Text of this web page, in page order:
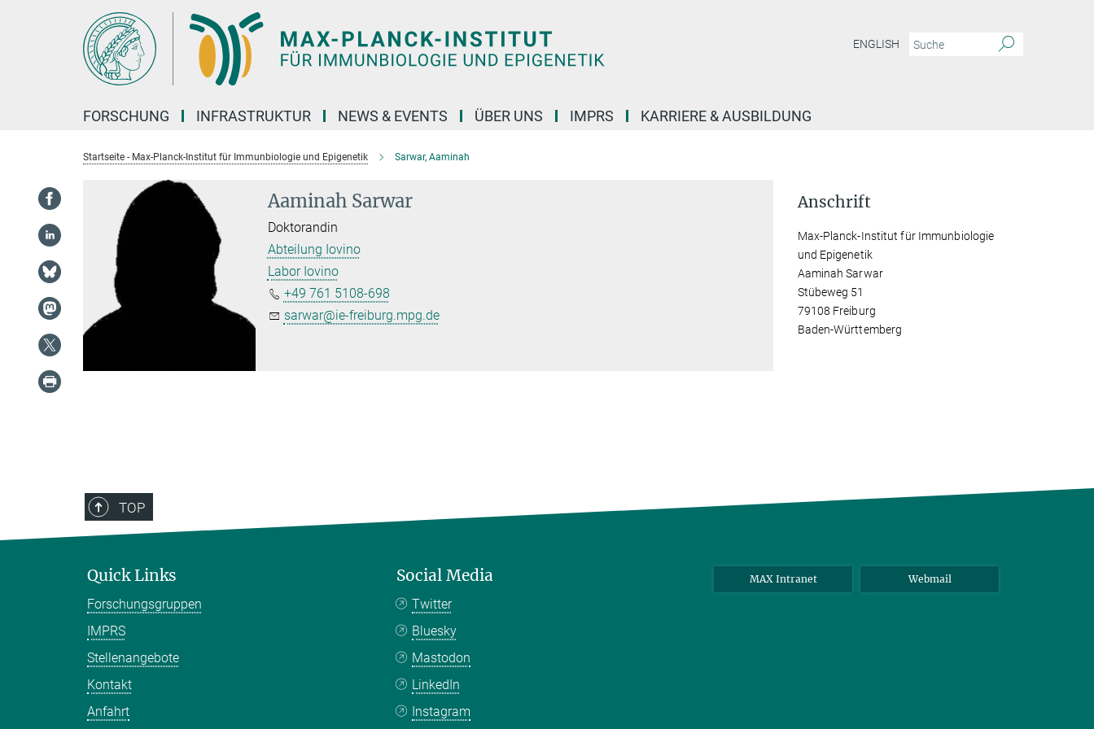
ENGLISH
FORSCHUNG INFRASTRUKTUR NEWS & EVENTS ÜBER UNS IMPRS KARRIERE & AUSBILDUNG
Startseite - Max-Planck-Institut für Immunbiologie und Epigenetik Sarwar, Aaminah
Aaminah Sarwar
Doktorandin
Abteilung Iovino
Labor Iovino
+49 761 5108-698
sarwar@ie-freiburg.mpg.de
Anschrift
Max-Planck-Institut für Immunbiologie
und Epigenetik
Aaminah Sarwar
Stübeweg 51
79108 Freiburg
Baden-Württemberg
TOP
Quick Links
Forschungsgruppen
IMPRS
Stellenangebote
Kontakt
Anfahrt
Social Media
Twitter
Bluesky
Mastodon
LinkedIn
Instagram
MAX Intranet Webmail